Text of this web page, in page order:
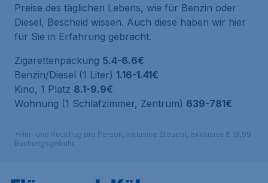
Preise des täglichen Lebens, wie für Benzin oder
Diesel, Bescheid wissen. Auch diese haben wir hier
für Sie in Erfahrung gebracht.
Zigarettenpackung 5.4-6.6€
Benzin/Diesel (1 Liter) 1.16-1.41€
Kino, 1 Platz 8.1-9.9€
Wohnung (1 Schlafzimmer, Zentrum) 639-781€
*Hin- und Rückflug pro Person, inklusive Steuern, exklusive € 19,99
Buchungsgebühr.